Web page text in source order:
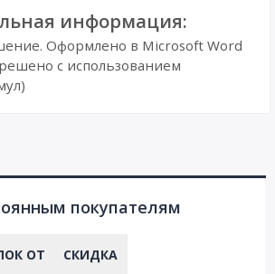
информация:
Оформлено в Microsoft Word
с использованием
покупателям
ОТ СКИДКА